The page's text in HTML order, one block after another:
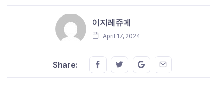
이지레쥬메
April 17, 2024
Share: Share this on FaceBook
Share this on Twitter
Share this on GMail
Share this on